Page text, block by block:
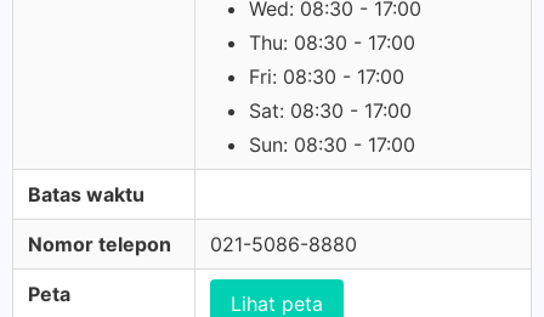
Wed: 08:30 - 17:00
Thu: 08:30 - 17:00
Fri: 08:30 - 17:00
Sat: 08:30 - 17:00
Sun: 08:30 - 17:00
Batas waktu
Nomor telepon 021-5086-8880
Peta Lihat peta